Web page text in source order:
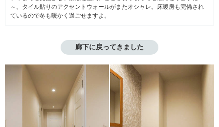
～。タイル貼りのアクセントウォールがまたオシャレ。床暖房も完備され
ているので冬も暖かく過ごせますよ。
廊下に戻ってきました